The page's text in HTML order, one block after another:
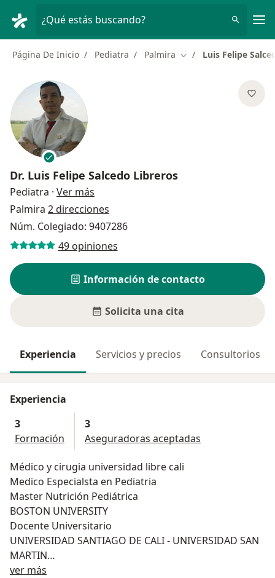
¿Qué estás buscando?
Página De Inicio Pediatra Palmira Cambiar de ciudad
Luis Felipe
Dr. Luis Felipe Salcedo Libreros
Pediatra · Ver más
Palmira 2 direcciones
Núm. Colegiado: 9407286
49 opiniones
Información de contacto
Solicita una cita
Experiencia Servicios y precios Consultorios
Experiencia
3
Formación
3
Aseguradoras aceptadas
Médico y cirugia universidad libre cali
Medico Especialsta en Pediatria
Master Nutrición Pediátrica
BOSTON UNIVERSITY
Docente Universitario
UNIVERSIDAD SANTIAGO DE CALI - UNIVERSIDAD SAN
MARTIN
Estudiante Maestría Epidemiologia
ver más